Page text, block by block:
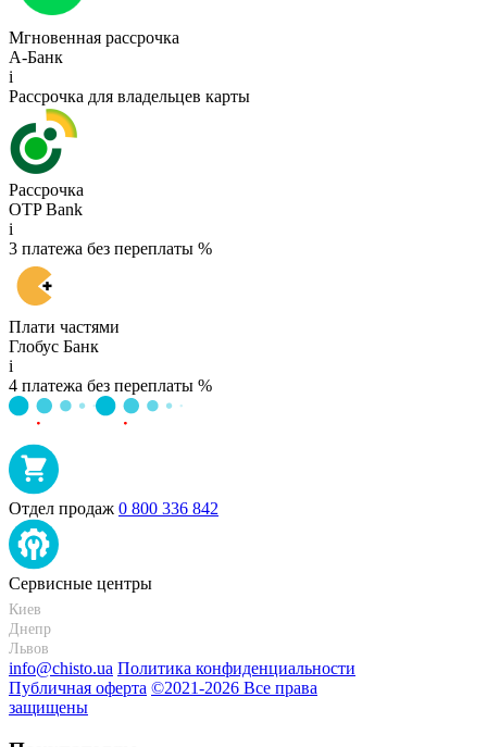
Мгновенная рассрочка
А-Банк
i
Рассрочка для владельцев карты
Рассрочка
OTP Bank
i
3 платежа без переплаты %
Плати частями
Глобус Банк
i
4 платежа без переплаты %
Отдел продаж 0 800 336 842
Сервисные центры
Киев
Днепр
Львов
info@chisto.ua Политика конфиденциальности
Публичная оферта ©2021-2026 Все права
защищены